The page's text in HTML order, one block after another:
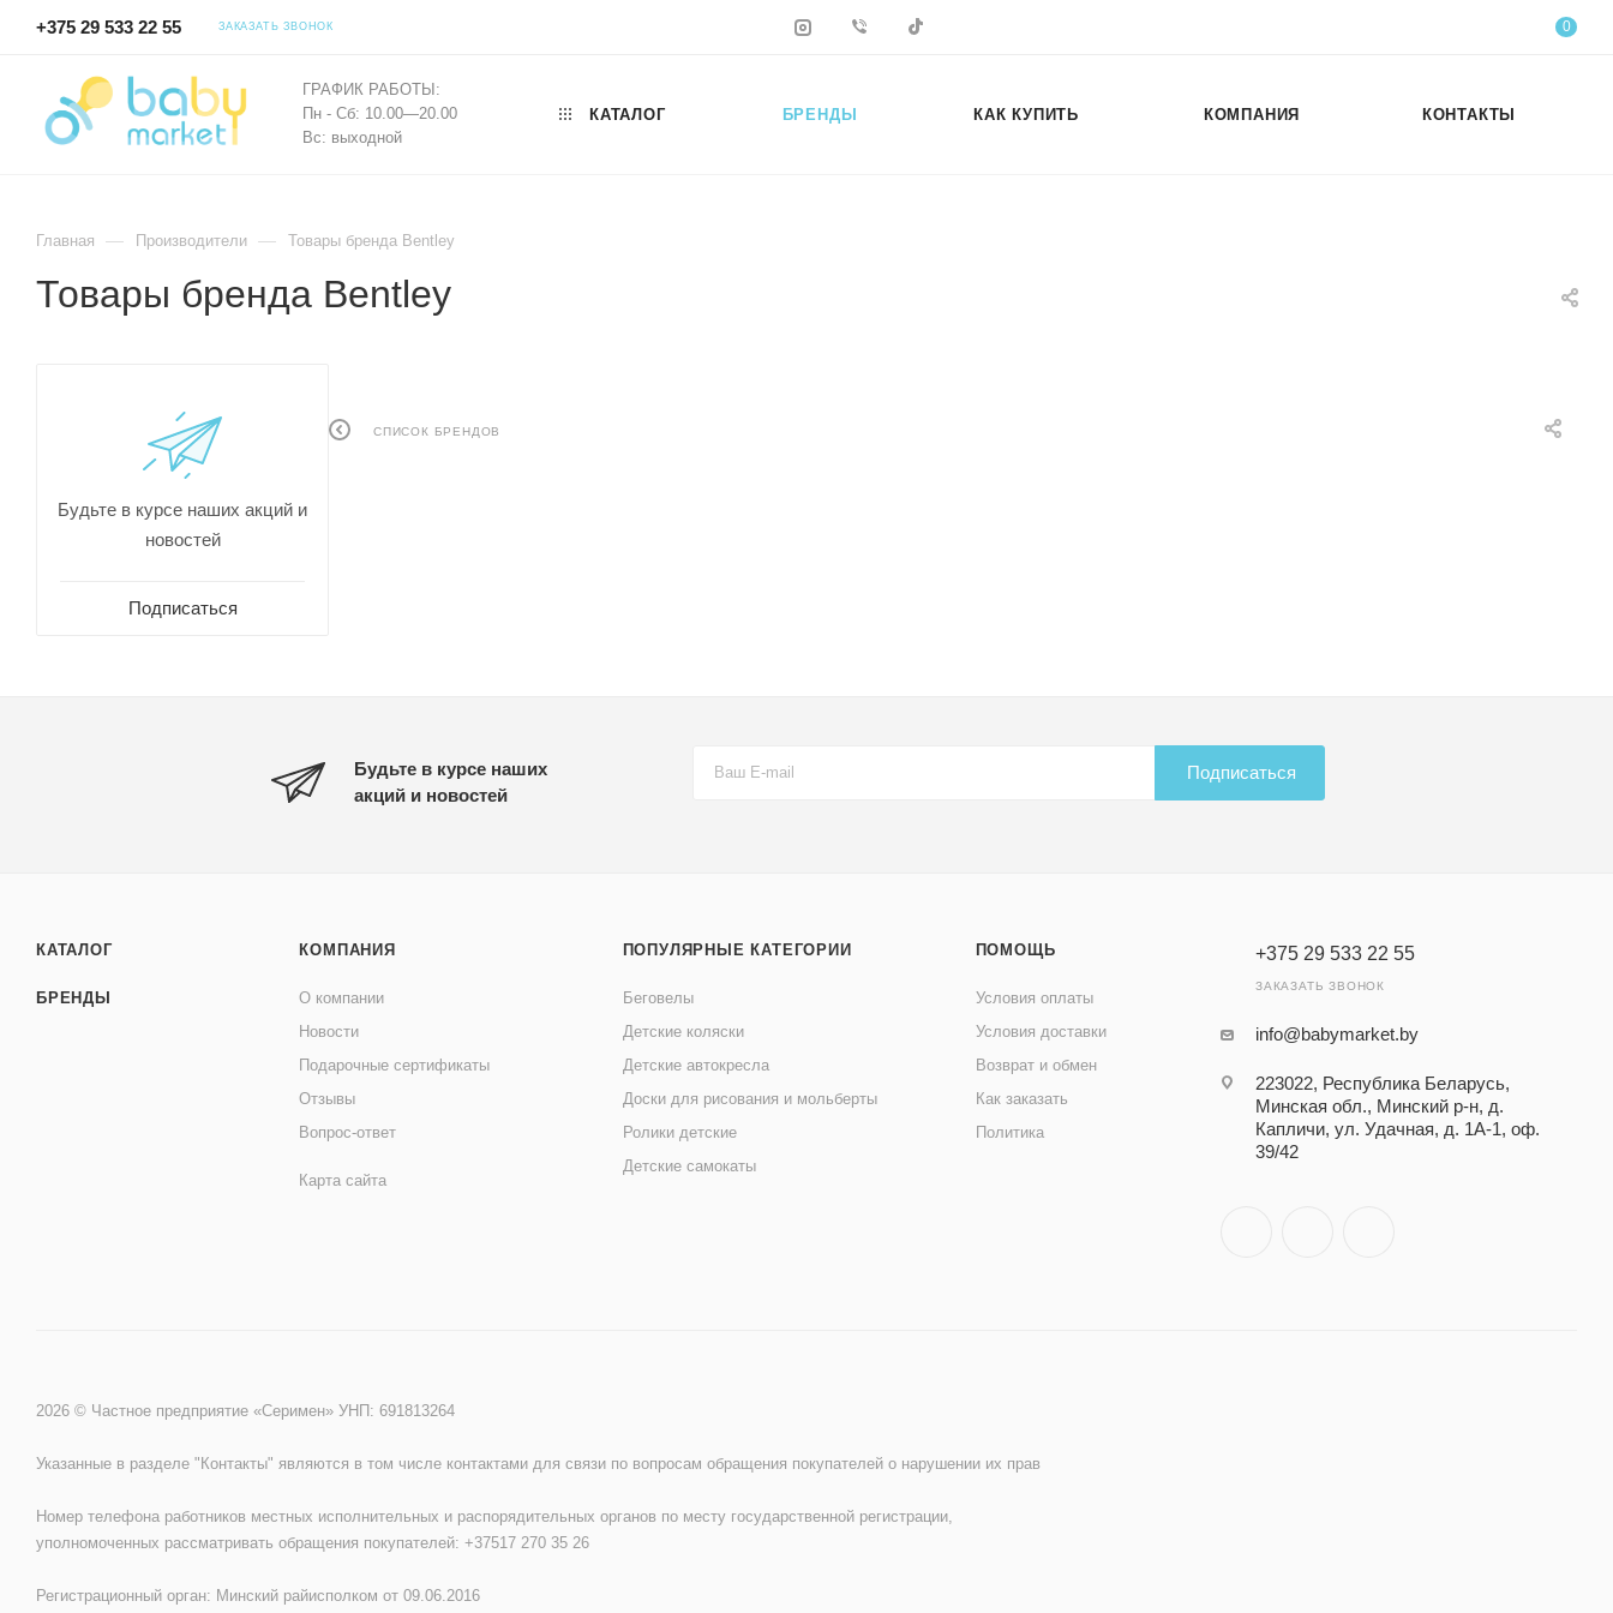
+375 29 533 22 55 ЗАКАЗАТЬ ЗВОНОК 0
ГРАФИК РАБОТЫ:
Пн - Сб: 10.00—20.00
Вс: выходной
КАТАЛОГ БРЕНДЫ КАК КУПИТЬ КОМПАНИЯ КОНТАКТЫ
Главная — Производители — Товары бренда Bentley
Товары бренда Bentley
СПИСОК БРЕНДОВ
Будьте в курсе наших акций и
новостей
Подписаться
Будьте в курсе наших
акций и новостей
Подписаться
КАТАЛОГ
БРЕНДЫ
КОМПАНИЯ
О компании
Новости
Подарочные сертификаты
Отзывы
Вопрос-ответ
Карта сайта
ПОПУЛЯРНЫЕ КАТЕГОРИИ
Беговелы
Детские коляски
Детские автокресла
Доски для рисования и мольберты
Ролики детские
Детские самокаты
ПОМОЩЬ
Условия оплаты
Условия доставки
Возврат и обмен
Как заказать
Политика
+375 29 533 22 55
ЗАКАЗАТЬ ЗВОНОК
info@babymarket.by
223022, Республика Беларусь,
Минская обл., Минский р-н, д.
Капличи, ул. Удачная, д. 1А-1, оф.
39/42
2026 © Частное предприятие «Серимен» УНП: 691813264
Указанные в разделе "Контакты" являются в том числе контактами для связи по вопросам обращения покупателей о нарушении их прав
Номер телефона работников местных исполнительных и распорядительных органов по месту государственной регистрации,
уполномоченных рассматривать обращения покупателей: +37517 270 35 26
Регистрационный орган: Минский райисполком от 09.06.2016